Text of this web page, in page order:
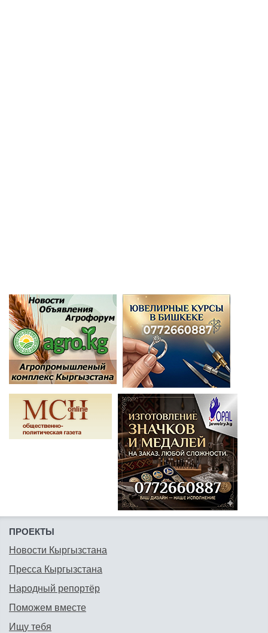
ПРОЕКТЫ
Новости Кыргызстана
Пресса Кыргызстана
Народный репортёр
Поможем вместе
Ищу тебя